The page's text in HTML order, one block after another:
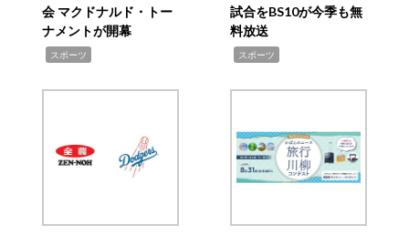
会 マクドナルド・トー
ナメントが開幕
スポーツ
試合をBS10が今季も無
料放送
スポーツ